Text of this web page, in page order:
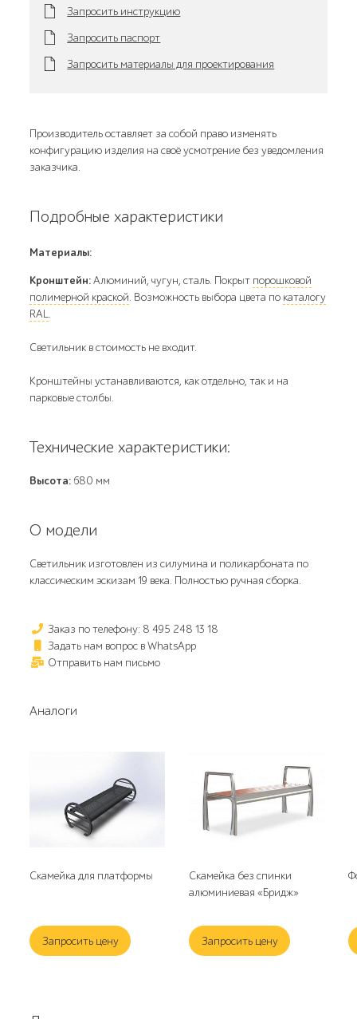
Запросить инструкцию
Запросить паспорт
Запросить материалы для проектирования
Производитель оставляет за собой право изменять
конфигурацию изделия на своё усмотрение без уведомления
заказчика.
Подробные характеристики
Материалы:
Кронштейн:Алюминий, чугун, сталь. Покрыт порошковой
полимерной краской. Возможность выбора цвета по каталогу
RAL.
Светильник в стоимость не входит.
Кронштейны устанавливаются, как отдельно, так и на
парковые столбы.
Технические характеристики:
Высота: 680 мм
О модели
Светильник изготовлен из силумина и поликарбоната по
классическим эскизам 19 века. Полностью ручная сборка.
Заказ по телефону: 8 495 248 13 18
Задать нам вопрос в WhatsApp
Отправить нам письмо
Аналоги
Скамейка для платформы
Запросить цену
Скамейка без спинки
алюминиевая «Бридж»
Запросить цену